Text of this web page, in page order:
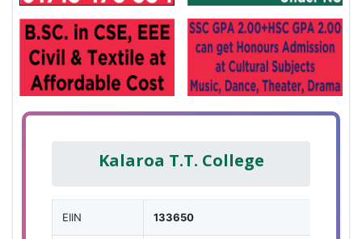
Kalaroa T.T. College
EIIN 133650